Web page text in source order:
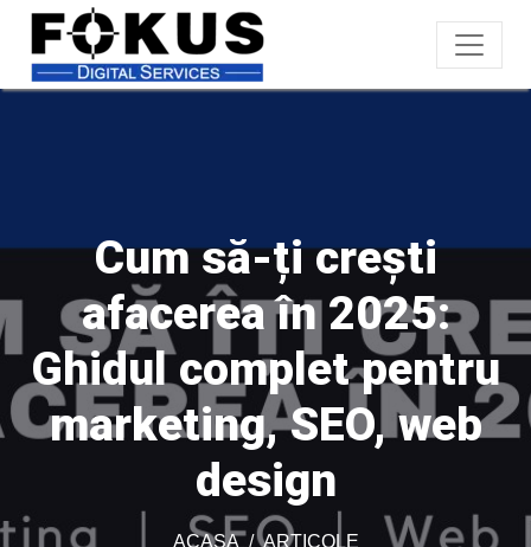
Cum să-ți crești
afacerea în 2025:
Ghidul complet pentru
marketing, SEO, web
design
ACASA
ARTICOLE